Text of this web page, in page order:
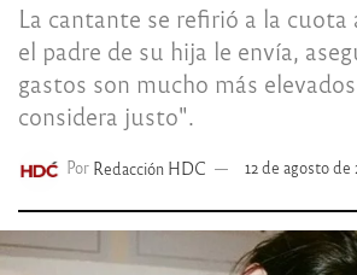
La cantante se refirió a la
el padre de su hija le envía,
gastos son mucho más
considera justo".
Por Redacción HDC 12 de agosto de